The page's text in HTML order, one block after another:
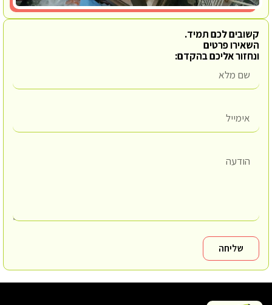
קשובים לכם תמיד.
השאירו פרטים
ונחזור אליכם בהקדם:
שליחה